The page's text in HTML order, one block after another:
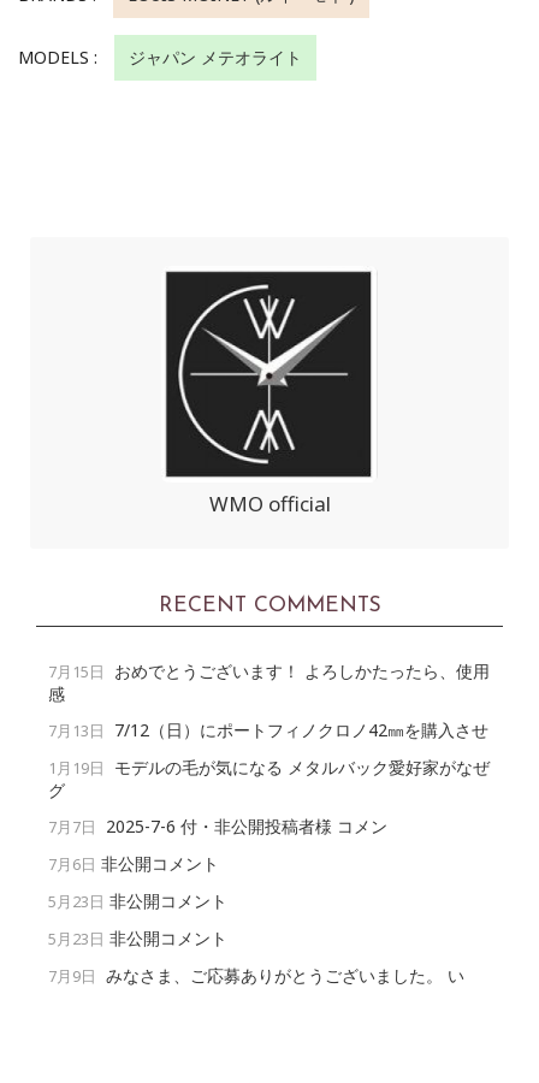
MODELS : ジャパン メテオライト
WMO official
RECENT COMMENTS
7月15日
おめでとうございます！ よろしかたったら、使用
感
7月13日 7/12（日）にポートフィノクロノ42㎜を購入させ
1月19日
モデルの毛が気になる メタルバック愛好家がなぜ
グ
7月7日 2025-7-6 付・非公開投稿者様 コメン
7月6日 非公開コメント
5月23日 非公開コメント
5月23日 非公開コメント
7月9日 みなさま、ご応募ありがとうございました。 い